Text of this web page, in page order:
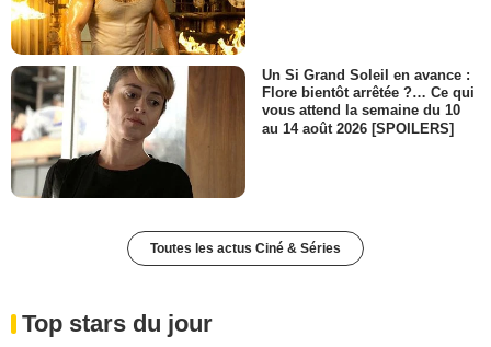
Un Si Grand Soleil en avance :
Flore bientôt arrêtée ?… Ce qui
vous attend la semaine du 10
au 14 août 2026 [SPOILERS]
Toutes les actus Ciné & Séries
Top stars du jour